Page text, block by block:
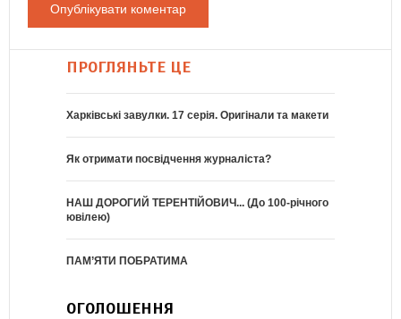
ПРОГЛЯНЬТЕ ЦЕ
Харківські завулки. 17 серія. Оригінали та макети
Як отримати посвідчення журналіста?
НАШ ДОРОГИЙ ТЕРЕНТІЙОВИЧ... (До 100-річного
ювілею)
ПАМ’ЯТИ ПОБРАТИМА
ОГОЛОШЕННЯ